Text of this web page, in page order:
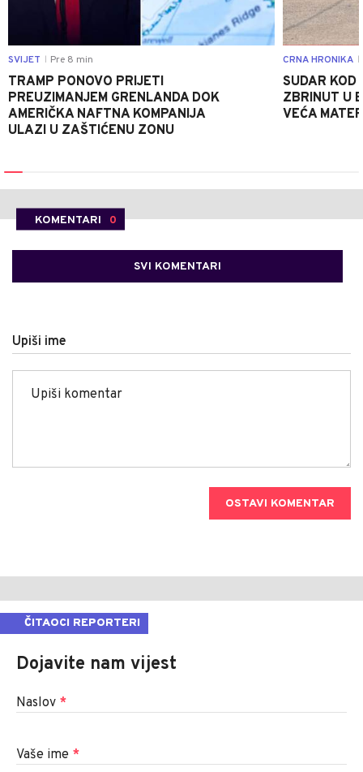
SVIJET Pre 8 min
TRAMP PONOVO PRIJETI
PREUZIMANJEM GRENLANDA DOK
AMERIČKA NAFTNA KOMPANIJA
ULAZI U ZAŠTIĆENU ZONU
CRNA HRONIKA
SUDAR KOD
ZBRINUT U
VEĆA
KOMENTARI 0
SVI KOMENTARI
Upiši ime
OSTAVI KOMENTAR
ČITAOCI REPORTERI
Dojavite nam vijest
Naslov *
Vaše ime *